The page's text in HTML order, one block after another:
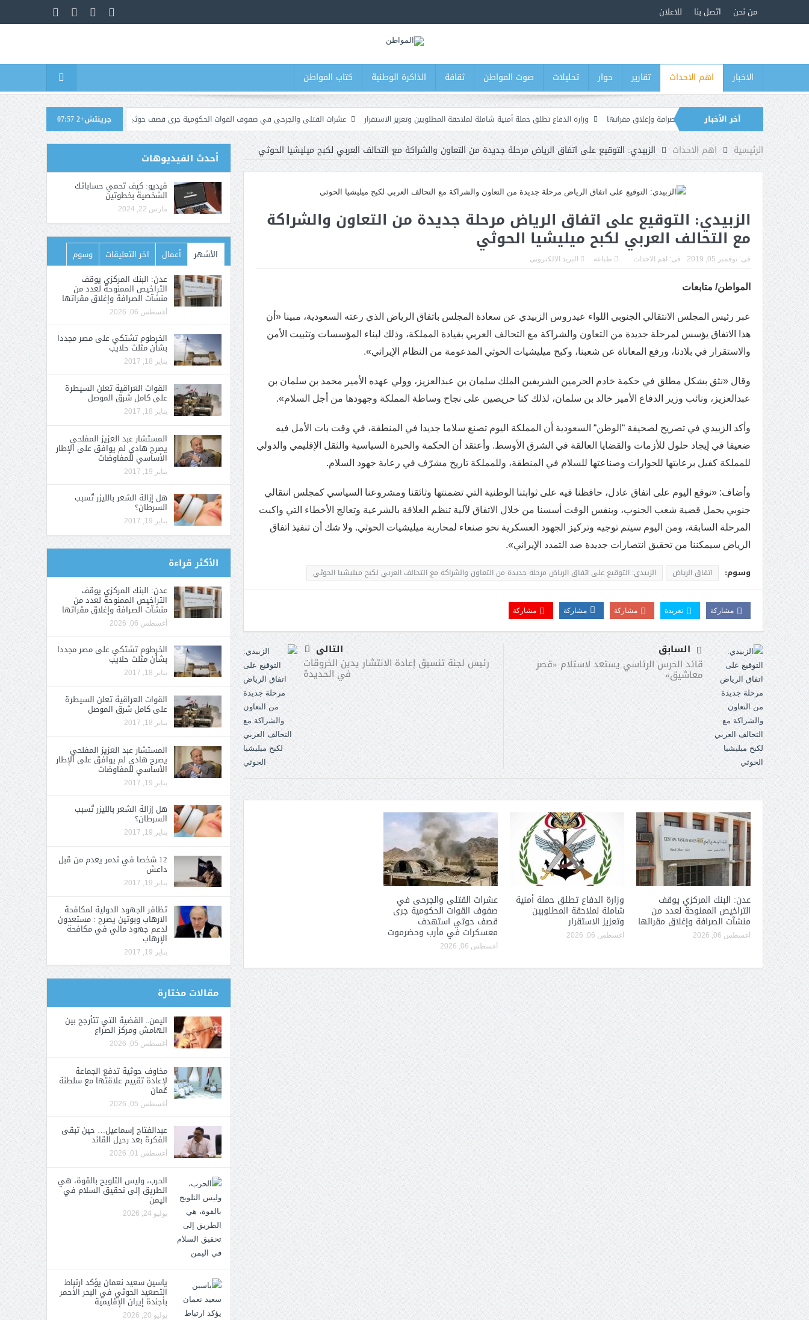
من نحن اتصل بنا للاعلان
الاخبار اهم الاحداث تقارير حوار تحليلات صوت المواطن ثقافة الذاكرة الوطنية كتاب المواطن
أخر الأخبار
لعدد من منشآت الصرافة وإغلاق مقراتها وزارة الدفاع تطلق حملة أمنية شاملة لملاحقة المطلوبين وتعزيز الاستقرار عشرات القتلى والجرحى في صفوف القوات الحكومية جرى قصف حوثي استهدف معسكرات في مأرب وحضرموت
اليمن..
ويكشف رفض قادة عسكريين الالتزام بآلية الصرف الجديدة
جرينتش+2 07:57
الرئيسية اهم الاحداث الزبيدي: التوقيع على اتفاق الرياض مرحلة جديدة من التعاون والشراكة مع التحالف العربي لكبح ميليشيا الحوثي
الزبيدي: التوقيع على اتفاق الرياض مرحلة جديدة من التعاون والشراكة
مع التحالف العربي لكبح ميليشيا الحوثي
فى: نوفمبر 05, 2019 فى: اهم الاحداث طباعة البريد الالكترونى
المواطن/ متابعات
عبر رئيس المجلس الانتقالي الجنوبي اللواء عيدروس الزبيدي عن سعادة المجلس باتفاق الرياض الذي رعته السعودية، مبينا «أن
هذا الاتفاق يؤسس لمرحلة جديدة من التعاون والشراكة مع التحالف العربي بقيادة المملكة، وذلك لبناء المؤسسات وتثبيت الأمن
والاستقرار في بلادنا، ورفع المعاناة عن شعبنا، وكبح ميليشيات الحوثي المدعومة من النظام الإيراني».
وقال «نثق بشكل مطلق في حكمة خادم الحرمين الشريفين الملك سلمان بن عبدالعزيز، وولي عهده الأمير محمد بن سلمان بن
عبدالعزيز، ونائب وزير الدفاع الأمير خالد بن سلمان، لذلك كنا حريصين على نجاح وساطة المملكة وجهودها من أجل السلام».
وأكد الزبيدي في تصريح لصحيفة “الوطن“ السعودية أن المملكة اليوم تصنع سلاما جديدا في المنطقة، في وقت بات الأمل فيه
ضعيفا في إيجاد حلول للأزمات والقضايا العالقة في الشرق الأوسط. وأعتقد أن الحكمة والخبرة السياسية والثقل الإقليمي والدولي
للمملكة كفيل برعايتها للحوارات وصناعتها للسلام في المنطقة، وللمملكة تاريخ مشرّف في رعاية جهود السلام.
وأضاف: «نوقع اليوم على اتفاق عادل، حافظنا فيه على ثوابتنا الوطنية التي تضمنتها وثائقنا ومشروعنا السياسي كمجلس انتقالي
جنوبي يحمل قضية شعب الجنوب، وبنفس الوقت أسسنا من خلال الاتفاق لآلية تنظم العلاقة بالشرعية وتعالج الأخطاء التي واكبت
المرحلة السابقة، ومن اليوم سيتم توجيه وتركيز الجهود العسكرية نحو صنعاء لمحاربة ميليشيات الحوثي. ولا شك أن تنفيذ اتفاق
الرياض سيمكننا من تحقيق انتصارات جديدة ضد التمدد الإيراني».
وسوم: اتفاق الرياض الزبيدي: التوقيع على اتفاق الرياض مرحلة جديدة من التعاون والشراكة مع التحالف العربي لكبح ميليشيا الحوثي
مشاركة تغريدة مشاركة مشاركة مشاركة
السابق
قائد الحرس الرئاسي يستعد لاستلام «قصر
معاشيق»
التالى
رئيس لجنة تنسيق إعادة الانتشار يدين الخروقات
في الحديدة
عدن: البنك المركزي يوقف
التراخيص الممنوحة لعدد من
منشآت الصرافة وإغلاق مقراتها
أغسطس 06, 2026
وزارة الدفاع تطلق حملة أمنية
شاملة لملاحقة المطلوبين
وتعزيز الاستقرار
أغسطس 06, 2026
عشرات القتلى والجرحى في
صفوف القوات الحكومية جرى
قصف حوثي استهدف
معسكرات في مأرب وحضرموت
أغسطس 06, 2026
أحدث الفيديوهات
فيديو: كيف تحمي حساباتك
الشخصية بخطوتين
مارس 22, 2024
الأشهر أعمال اخر التعليقات
وسوم
عدن: البنك المركزي يوقف
التراخيص الممنوحة لعدد من
منشآت الصرافة وإغلاق مقراتها
أغسطس 06, 2026
الخرطوم تشتكي على مصر مجددا
بشأن مثلث حلايب
يناير 18, 2017
القوات العراقية تعلن السيطرة
على كامل شرق الموصل
يناير 18, 2017
المستشار عبد العزيز المفلحي
يصرح هادي لم يوافق على الإطار
الأساسي للمفاوضات
يناير 19, 2017
هل إزالة الشعر بالليزر تُسبب
السرطان؟
يناير 19, 2017
الأكثر قراءة
عدن: البنك المركزي يوقف
التراخيص الممنوحة لعدد من
منشآت الصرافة وإغلاق مقراتها
أغسطس 06, 2026
الخرطوم تشتكي على مصر مجددا
بشأن مثلث حلايب
يناير 18, 2017
القوات العراقية تعلن السيطرة
على كامل شرق الموصل
يناير 18, 2017
المستشار عبد العزيز المفلحي
يصرح هادي لم يوافق على الإطار
الأساسي للمفاوضات
يناير 19, 2017
هل إزالة الشعر بالليزر تُسبب
السرطان؟
يناير 19, 2017
12 شخصا في تدمر يعدم من قبل
داعش
يناير 19, 2017
تظافر الجهود الدولية لمكافحة
الارهاب وبوتين يصرح : مستعدون
لدعم جهود مالي في مكافحة
الإرهاب
يناير 19, 2017
مقالات مختارة
اليمن.. القضية التي تتأرجح بين
الهامش ومركز الصراع
أغسطس 05, 2026
مخاوف حوثية تدفع الجماعة
لإعادة تقييم علاقتها مع سلطنة
عُمان
أغسطس 05, 2026
عبدالفتاح إسماعيل… حين تبقى
الفكرة بعد رحيل القائد
أغسطس 01, 2026
الحرب، وليس التلويح بالقوة، هي
الطريق إلى تحقيق السلام في
اليمن
يوليو 24, 2026
ياسين سعيد نعمان يؤكد ارتباط
التصعيد الحوثي في البحر الأحمر
بأجندة إيران الإقليمية
يوليو 20, 2026